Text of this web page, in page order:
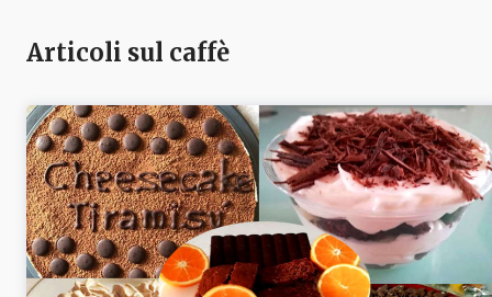
Articoli sul caffè